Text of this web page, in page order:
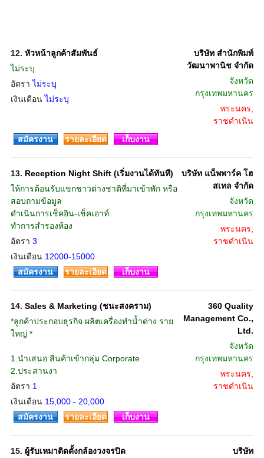
12. หัวหน้าลูกค้าสัมพันธ์
ไม่ระบุ
อัตราไม่ระบุ
เงินเดือนไม่ระบุ
บริษัท สำนักพิมพ์
วัฒนาพานิช จำกัด
จังหวัด
กรุงเทพมหานคร
พระนคร,
ราชดำเนิน
สมัครงาน
รายละเอียด เก็บงาน
13. Reception Night Shift (เริ่มงานได้ทันที)
ให้การต้อนรับแขกชาวต่างชาติที่มาเข้าพัก หรือ
สอบถามข้อมูล
ดำเนินการเช็คอิน-เช็คเอาท์
ทำการสำรองห้อง
อัตรา 3
เงินเดือน 12000-15000
บริษัท แน็พพาร์ค โฮ
สเทล จำกัด
จังหวัด
กรุงเทพมหานคร
พระนคร,
ราชดำเนิน
สมัครงาน รายละเอียด เก็บงาน
14. Sales & Marketing (ชนะสงคราม)
*ลูกค้าประกอบธุรกิจ ผลิตเครื่องทำน้ำด่าง ราย
ใหญ่ *
1.นำเสนอ สินค้าเข้ากลุ่ม Corporate
2.ประสานงา
อัตรา 1
เงินเดือน 15,000 - 20,000
360 Quality
Management Co.,
Ltd.
จังหวัด
กรุงเทพมหานคร
พระนคร,
ราชดำเนิน
สมัครงาน รายละเอียด เก็บงาน
15. ผู้รับเหมาติดตั้งกล้องวงจรปิด
บริษัท